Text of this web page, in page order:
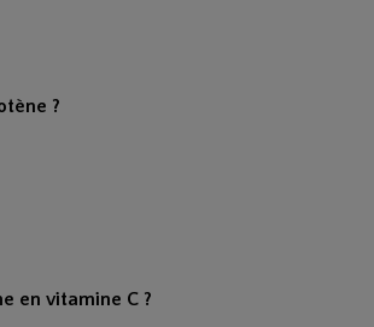
?
en vitamine C ?